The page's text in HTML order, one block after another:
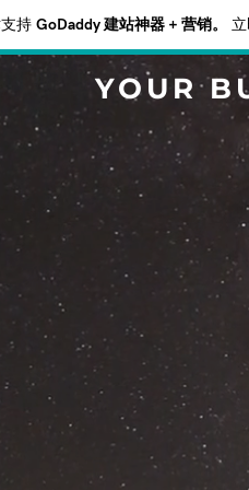
持 GoDaddy 建站神器 + 营销。
YOUR